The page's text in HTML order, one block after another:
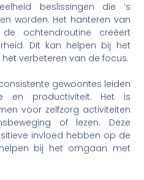
beslissingen die ‘s
worden. Het hanteren van
ochtendroutine creëert
Dit kan helpen bij het
verbeteren van de focus.
gewoontes leiden
en productiviteit. Het is
voor zelfzorg activiteiten
of lezen. Deze
invloed hebben op de
bij het omgaan met